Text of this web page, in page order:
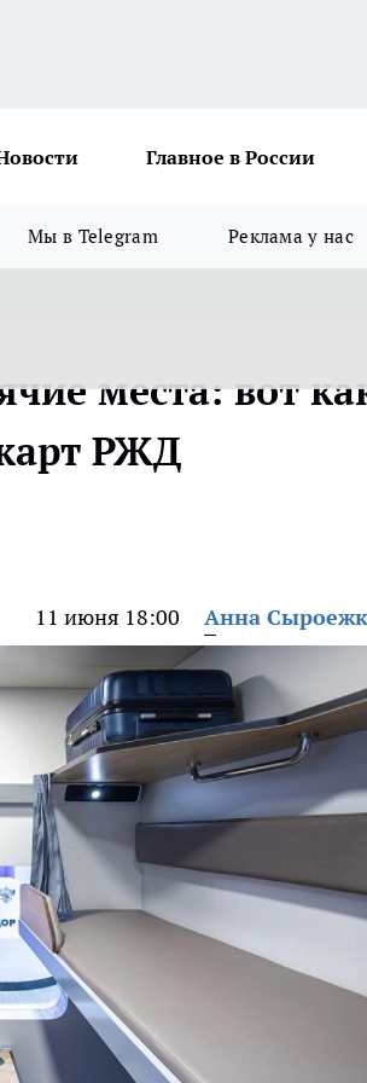
Главное в России
Мы в Telegram Реклама у нас
места: вот
РЖД
11 июня 18:00 Анна